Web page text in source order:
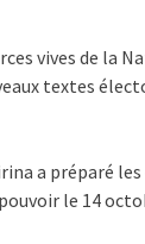
vives de la
textes
a préparé
le 14